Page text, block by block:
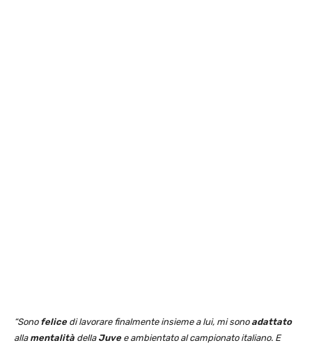
“Sono felice di lavorare finalmente insieme a lui, mi sonoadattato
alla mentalità della Juve e ambientato al campionato italiano. E